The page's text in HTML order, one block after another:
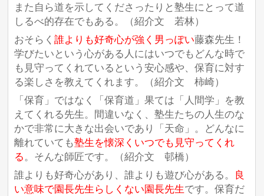
また自ら道を示してくださったりと塾生にとって道
しるべ的存在でもある。（紹介文 若林）
おそらく誰よりも好奇心が強く男っぽい藤森先生！
学びたいという心がある人にはいつでもどんな時で
も見守ってくれているという安心感や、保育に対す
る楽しさを教えてくれます。（紹介文 柿崎）
「保育」ではなく「保育道」果ては「人間学」を教
えてくれる先生。間違いなく、塾生たちの人生のな
かで非常に大きな出会いであり「天命」。どんなに
離れていても塾生を懐深くいつでも見守ってくれ
る。そんな師匠です。（紹介文 邨橋）
誰よりも好奇心があり、誰よりも遊び心がある。 良
い意味で園長先生らしくない園長先生です。保育だ